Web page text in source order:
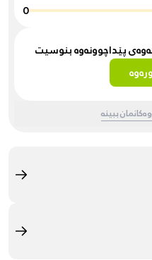
0
پێداچوونەوە بنوسیت
ببینە